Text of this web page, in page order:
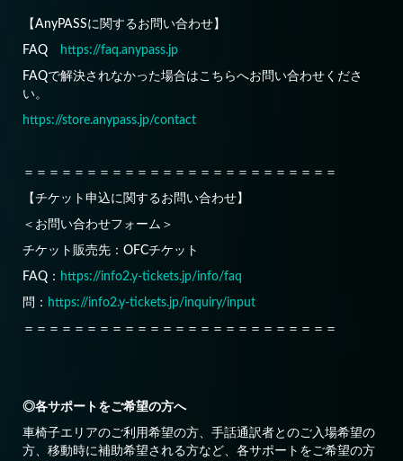
【AnyPASSに関するお問い合わせ】
FAQ https://faq.anypass.jp
FAQで解決されなかった場合はこちらへお問い合わせくださ
い。
https://store.anypass.jp/contact
＝＝＝＝＝＝＝＝＝＝＝＝＝＝＝＝＝＝＝＝＝＝＝＝＝
【チケット申込に関するお問い合わせ】
＜お問い合わせフォーム＞
チケット販売先：OFCチケット
FAQ： https://info2.y-tickets.jp/info/faq
問： https://info2.y-tickets.jp/inquiry/input
＝＝＝＝＝＝＝＝＝＝＝＝＝＝＝＝＝＝＝＝＝＝＝＝＝
◎各サポートをご希望の方へ
車椅子エリアのご利用希望の方、手話通訳者とのご入場希望の
方、移動時に補助希望される方など、各サポートをご希望の方